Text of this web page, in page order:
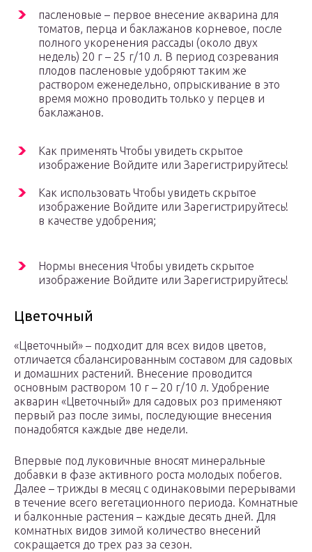
пасленовые – первое внесение акварина для
томатов, перца и баклажанов корневое, после
полного укоренения рассады (около двух
недель) 20 г – 25 г/10 л. В период созревания
плодов пасленовые удобряют таким же
раствором еженедельно, опрыскивание в это
время можно проводить только у перцев и
баклажанов.
Как применять Чтобы увидеть скрытое
изображение Войдите или Зарегистрируйтесь!
Как использовать Чтобы увидеть скрытое
изображение Войдите или Зарегистрируйтесь!
в качестве удобрения;
Нормы внесения Чтобы увидеть скрытое
изображение Войдите или Зарегистрируйтесь!
Цветочный
«Цветочный» – подходит для всех видов цветов,
отличается сбалансированным составом для садовых
и домашних растений. Внесение проводится
основным раствором 10 г – 20 г/10 л. Удобрение
акварин «Цветочный» для садовых роз применяют
первый раз после зимы, последующие внесения
понадобятся каждые две недели.
Впервые под луковичные вносят минеральные
добавки в фазе активного роста молодых побегов.
Далее – трижды в месяц с одинаковыми перерывами
в течение всего вегетационного периода. Комнатные
и балконные растения – каждые десять дней. Для
комнатных видов зимой количество внесений
сокращается до трех раз за сезон.